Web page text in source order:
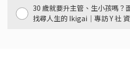
30 歲就要升主管、生小孩嗎？
找尋人生的 Ikigai｜專訪 Y 社